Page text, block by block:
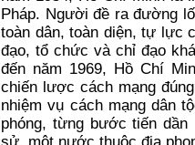
Pháp. Người đề ra đường
toàn dân, toàn diện, tự lực
đạo, tổ chức và chỉ đạo
đến năm 1969, Hồ Chí
chiến lược cách mạng
nhiệm vụ cách mạng dân
phóng, từng bước tiến dần